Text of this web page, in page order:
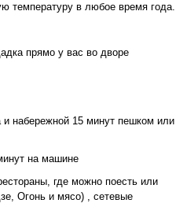
температуру в любое время года.
прямо у вас во дворе
набережной 15 минут пешком или
на машине
где можно поесть или
Огонь и мясо) , сетевые